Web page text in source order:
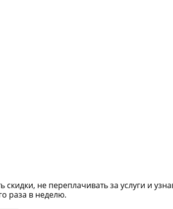
не переплачивать за услуги и
раза в неделю.